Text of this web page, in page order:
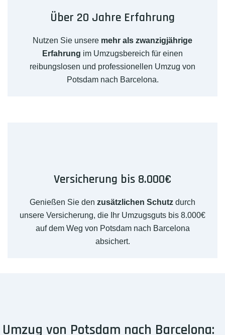
Über 20 Jahre Erfahrung
Nutzen Sie unsere mehr als zwanzigjährige
Erfahrung im Umzugsbereich für einen
reibungslosen und professionellen Umzug von
Potsdam nach Barcelona.
Versicherung bis 8.000€
Genießen Sie den zusätzlichen Schutz durch
unsere Versicherung, die Ihr Umzugsguts bis 8.000€
auf dem Weg von Potsdam nach Barcelona
absichert.
Umzug von Potsdam nach Barcelona: